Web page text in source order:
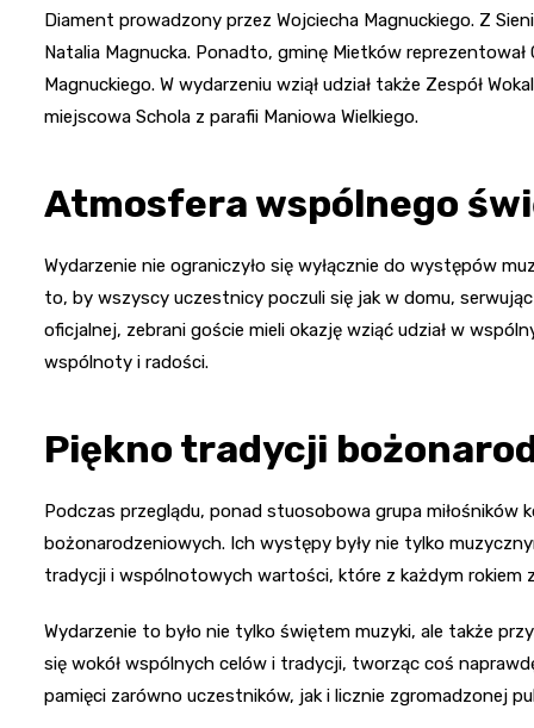
Diament prowadzony przez Wojciecha Magnuckiego. Z
Natalia Magnucka. Ponadto, gminę Mietków
Magnuckiego. W wydarzeniu wziął udział także Zespół
miejscowa Schola z parafii Maniowa Wielkiego.
Atmosfera wspólnego
Wydarzenie nie ograniczyło się wyłącznie do występów
to, by wszyscy uczestnicy poczuli się jak w domu,
oficjalnej, zebrani goście mieli okazję wziąć udział w
wspólnoty i radości.
Piękno tradycji
Podczas przeglądu, ponad stuosobowa grupa miłośników
bożonarodzeniowych. Ich występy były nie tylko
tradycji i wspólnotowych wartości, które z każdym rokiem
Wydarzenie to było nie tylko świętem muzyki, ale także
się wokół wspólnych celów i tradycji, tworząc coś
pamięci zarówno uczestników, jak i licznie zgromadzonej